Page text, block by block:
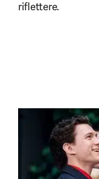
riflettere.